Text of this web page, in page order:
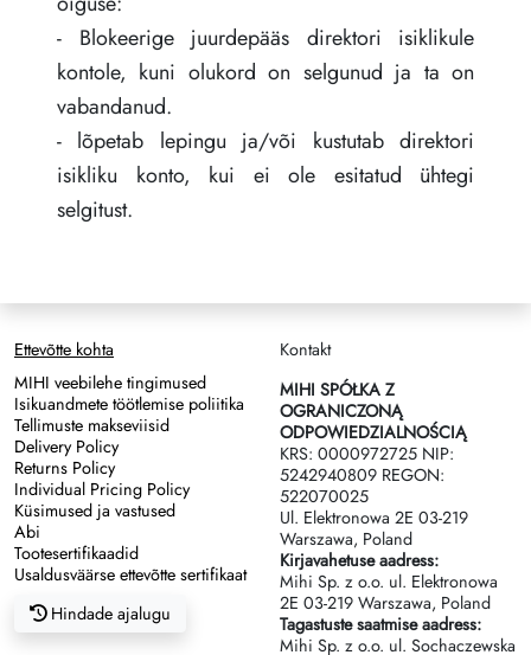
- Blokeerige juurdepääs direktori isiklikule
kontole, kuni olukord on selgunud ja ta on
vabandanud.
- lõpetab lepingu ja/või kustutab direktori
isikliku konto, kui ei ole esitatud ühtegi
selgitust.
Ettevõtte kohta
MIHI veebilehe tingimused
Isikuandmete töötlemise poliitika
Tellimuste makseviisid
Delivery Policy
Returns Policy
Individual Pricing Policy
Küsimused ja vastused
Abi
Tootesertifikaadid
Usaldusväärse ettevõtte sertifikaat
Hindade ajalugu
Kontakt
MIHI SPÓŁKA Z
OGRANICZONĄ
ODPOWIEDZIALNOŚCIĄ
KRS: 0000972725 NIP:
5242940809 REGON:
522070025
Ul. Elektronowa 2Е 03-219
Warszawa, Poland
Kirjavahetuse aadress:
Mihi Sp. z o.o. ul. Elektronowa
2Е 03-219 Warszawa, Poland
Tagastuste saatmise aadress:
Mihi Sp. z o.o. ul. Sochaczewska